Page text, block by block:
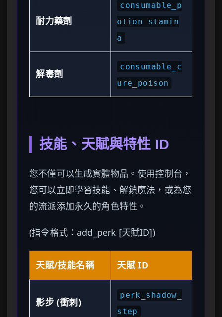
耐力藥劑
consumable_p
otion_stamin
a
解毒劑
consumable_c
ure_poison
技能、天賦與特性 ID
您不僅可以生成實體物品。使用控制台，
您可以立即學習技能、解鎖魔法，或為您
的流派添加永久的角色特性。
(指令格式：add_perk [天賦ID])
天賦/技能名稱 天賦 ID
影步 (衝刺)
perk_shadow_
step